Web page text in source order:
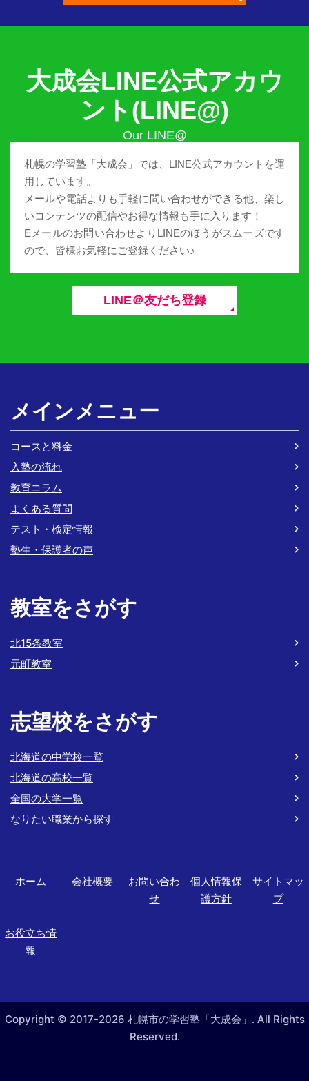
大成会LINE公式アカウ
ント(LINE@)
札幌の学習塾「大成会」では、LINE公式アカウントを運
用しています。
メールや電話よりも手軽に問い合わせができる他、楽し
いコンテンツの配信やお得な情報も手に入ります！
Eメールのお問い合わせよりLINEのほうがスムーズです
ので、皆様お気軽にご登録ください♪
LINE＠友だち登録
メインメニュー
コースと料金
入塾の流れ
教育コラム
よくある質問
テスト・検定情報
塾生・保護者の声
教室をさがす
北15条教室
元町教室
志望校をさがす
北海道の中学校一覧
北海道の高校一覧
全国の大学一覧
なりたい職業から探す
ホーム 会社概要
お問い合わ
せ
個人情報保
護方針
サイトマッ
プ
お役立ち情
報
Copyright © 2017-2026 札幌市の学習塾「大成会」. All Rights
Reserved.